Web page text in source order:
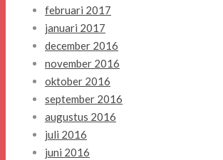
februari 2017
januari 2017
december 2016
november 2016
oktober 2016
september 2016
augustus 2016
juli 2016
juni 2016